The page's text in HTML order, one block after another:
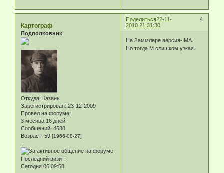
Поделиться 4
22-11-
2010 21:31:30
Картограф
Подполковник
Откуда: Казань
Зарегистрирован: 23-12-2009
Провел на форуме:
3 месяца 16 дней
Сообщений: 4688
Возраст: 59 [1966-08-27]
.:
Последний визит:
Сегодня 06:09:58
На Заммлере версия- МА.
Но тогда М слишком узкая.